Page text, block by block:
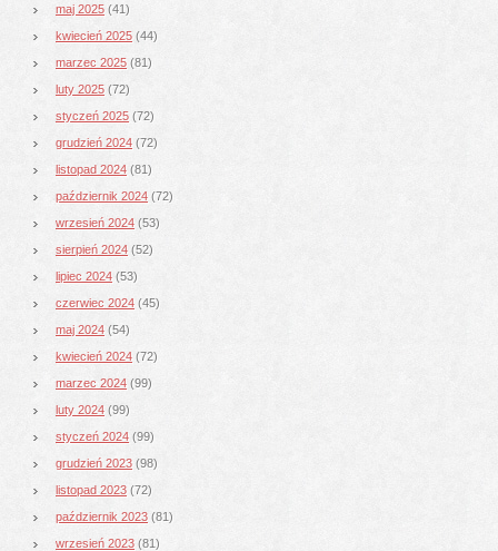
maj 2025 (41)
kwiecień 2025 (44)
marzec 2025 (81)
luty 2025 (72)
styczeń 2025 (72)
grudzień 2024 (72)
listopad 2024 (81)
październik 2024 (72)
wrzesień 2024 (53)
sierpień 2024 (52)
lipiec 2024 (53)
czerwiec 2024 (45)
maj 2024 (54)
kwiecień 2024 (72)
marzec 2024 (99)
luty 2024 (99)
styczeń 2024 (99)
grudzień 2023 (98)
listopad 2023 (72)
październik 2023 (81)
wrzesień 2023 (81)